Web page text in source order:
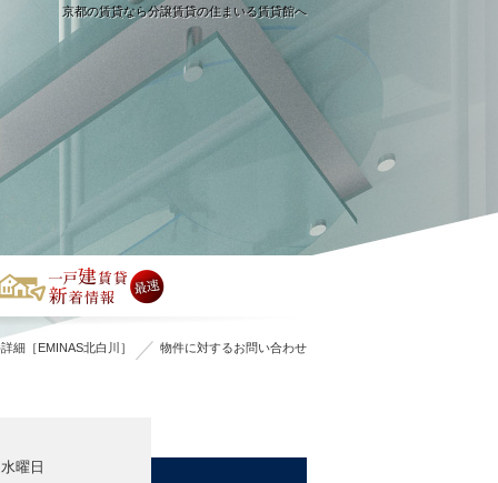
京都の賃貸なら分譲賃貸の住まいる賃貸館へ
細［EMINAS北白川］ 物件に対するお問い合わせ
曜日